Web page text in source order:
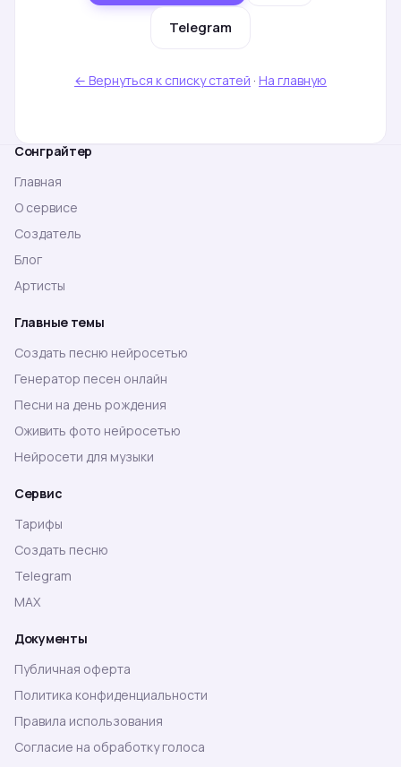
Telegram
← Вернуться к списку статей · На главную
Сонграйтер
Главная
О сервисе
Создатель
Блог
Артисты
Главные темы
Создать песню нейросетью
Генератор песен онлайн
Песни на день рождения
Оживить фото нейросетью
Нейросети для музыки
Сервис
Тарифы
Создать песню
Telegram
MAX
Документы
Публичная оферта
Политика конфиденциальности
Правила использования
Согласие на обработку голоса